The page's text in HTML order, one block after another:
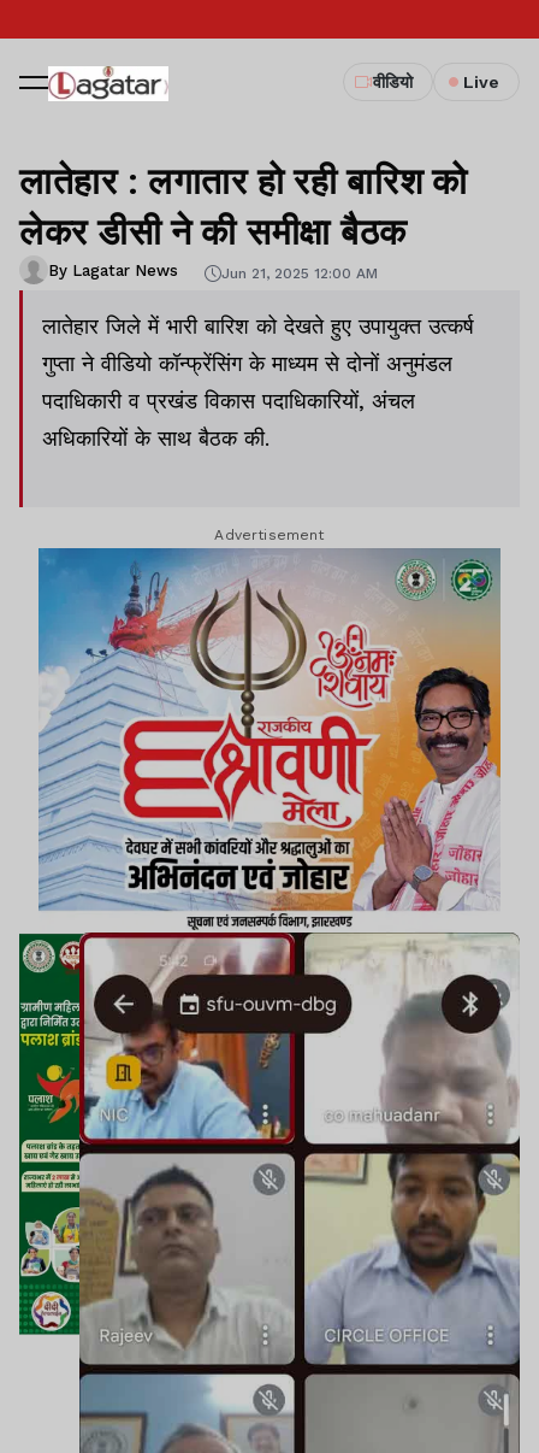
वीडियो Live
लातेहार : लगातार हो रही बारिश को
लेकर डीसी ने की समीक्षा बैठक
By Lagatar News Jun 21, 2025 12:00 AM
लातेहार जिले में भारी बारिश को देखते हुए उपायुक्त उत्कर्ष
गुप्ता ने वीडियो कॉन्फ्रेंसिंग के माध्यम से दोनों अनुमंडल
पदाधिकारी व प्रखंड विकास पदाधिकारियों, अंचल
अधिकारियों के साथ बैठक की.
Advertisement